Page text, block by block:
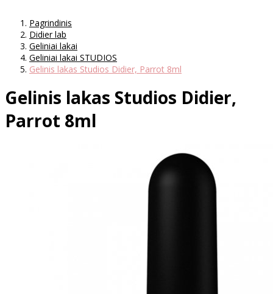
Pagrindinis
Didier lab
Geliniai lakai
Geliniai lakai STUDIOS
Gelinis lakas Studios Didier, Parrot 8ml
Gelinis lakas Studios Didier,
Parrot 8ml